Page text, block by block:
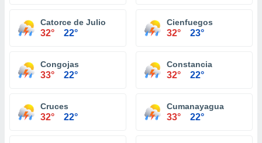
Catorce de Julio
32° 22°
Cienfuegos
32° 23°
Congojas
33° 22°
Constancia
32° 22°
Cruces
32° 22°
Cumanayagua
33° 22°